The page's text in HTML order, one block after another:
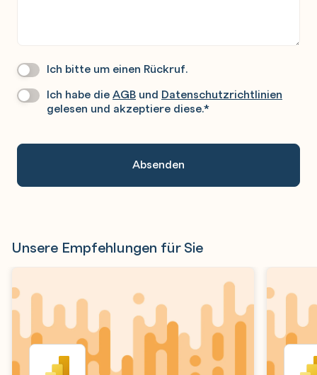
Wir
Sie
Ich bitte um einen Rückruf.
Datenschutz*
Ich habe dieAGB und Datenschutzrichtlinien
gelesen und akzeptiere diese.*
Unsere Empfehlungen für Sie